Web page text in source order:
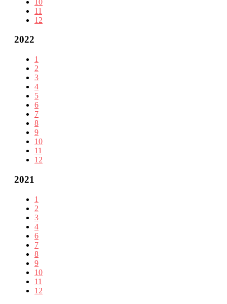
11
12
2022
1
2
3
4
5
6
7
8
9
10
11
12
2021
1
2
3
4
6
7
8
9
10
11
12